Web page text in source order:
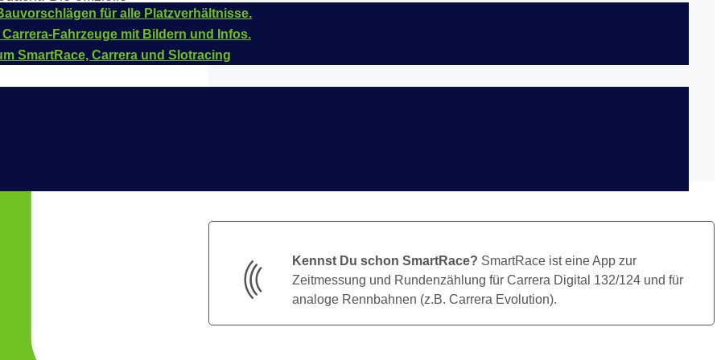
für alle Platzverhältnisse.
Fahrzeuge mit Bildern und Infos.
SmartRace, Carrera und Slotracing
.
Kennst Du schon SmartRace? SmartRace ist eine App zur
Zeitmessung und Rundenzählung für Carrera Digital 132/124 und für
analoge Rennbahnen (z.B. Carrera Evolution).